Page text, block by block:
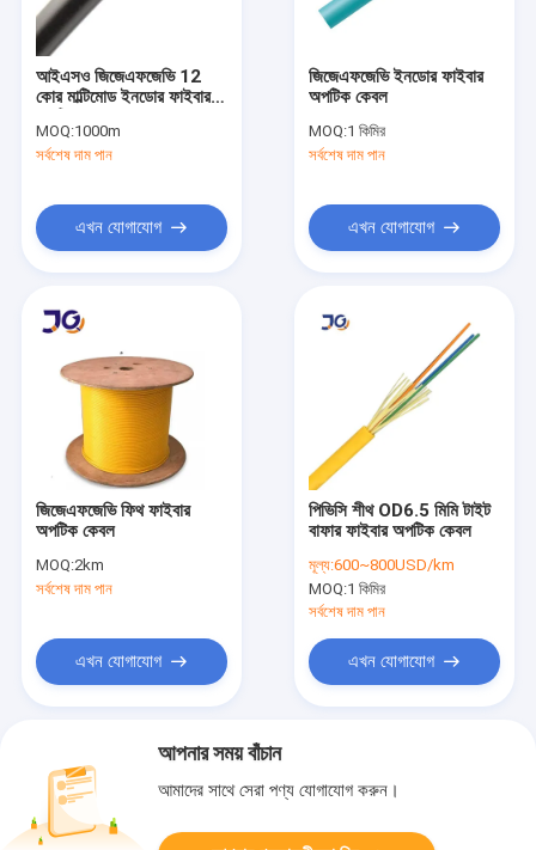
আইএসও জিজেএফজেভি 12
কোর মাল্টিমোড ইনডোর ফাইবার
MOQ:1000m
সর্বশেষ দাম পান
এখন যোগাযোগ
জিজেএফজেভি ইনডোর ফাইবার
অপটিক কেবল
MOQ:1 কিমির
সর্বশেষ দাম পান
এখন যোগাযোগ
জিজেএফজেভি ফিথ ফাইবার
অপটিক কেবল
MOQ:2km
সর্বশেষ দাম পান
এখন যোগাযোগ
পিভিসি শীথ OD6.5 মিমি টাইট
বাফার ফাইবার অপটিক কেবল
মূল্য:600~800USD/km
MOQ:1 কিমির
সর্বশেষ দাম পান
এখন যোগাযোগ
আপনার সময় বাঁচান
আমাদের সাথে সেরা পণ্য যোগাযোগ করুন।